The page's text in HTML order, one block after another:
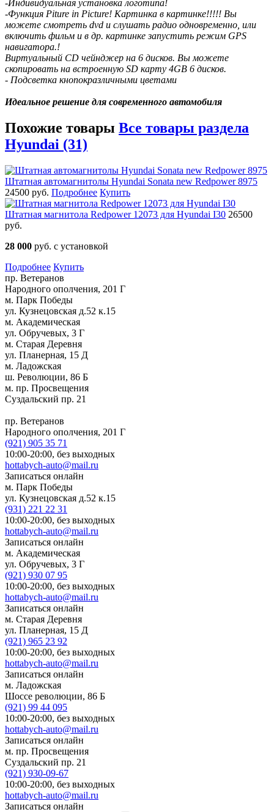
-Индивидуальная установка логотипа!
-Функция Piture in Picture! Картинка в картинке!!!!! Вы
можете смотреть dvd и слушать радио одновременно, или
включить фильм и в др. картинке запустить режим GPS
навигатора.!
Виртуальный CD чейнджер на 6 дисков. Вы можете
скопировать на встроенную SD карту 4GB 6 дисков.
- Подсветка кнопокразличными цветами
Идеальное решение для современного автомобиля
Похожие товары Все товары раздела
Hyundai (31)
Штатная автомагнитолы Hyundai Sonata new Redpower 8975
24500 руб. Подробнее Купить
Штатная магнитола Redpower 12073 для Hyundai I30 26500
руб.
28 000 руб. с установкой
Подробнее Купить
пр. Ветеранов
Народного ополчения, 201 Г
м. Парк Победы
ул. Кузнецовская д.52 к.15
м. Академическая
ул. Обручевых, 3 Г
м. Старая Деревня
ул. Планерная, 15 Д
м. Ладожская
ш. Революции, 86 Б
м. пр. Просвещения
Суздальский пр. 21
пр. Ветеранов
Народного ополчения, 201 Г
(921) 905 35 71
10:00-20:00, без выходных
hottabych-auto@mail.ru
Записаться онлайн
м. Парк Победы
ул. Кузнецовская д.52 к.15
(931) 221 22 31
10:00-20:00, без выходных
hottabych-auto@mail.ru
Записаться онлайн
м. Академическая
ул. Обручевых, 3 Г
(921) 930 07 95
10:00-20:00, без выходных
hottabych-auto@mail.ru
Записаться онлайн
м. Старая Деревня
ул. Планерная, 15 Д
(921) 965 23 92
10:00-20:00, без выходных
hottabych-auto@mail.ru
Записаться онлайн
м. Ладожская
Шоссе революции, 86 Б
(921) 99 44 095
10:00-20:00, без выходных
hottabych-auto@mail.ru
Записаться онлайн
м. пр. Просвещения
Суздальский пр. 21
(921) 930-09-67
10:00-20:00, без выходных
hottabych-auto@mail.ru
Записаться онлайн